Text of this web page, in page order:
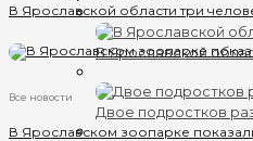
В Ярославской
Двое подростков
В Ярославской области три
Все новости
В Ярославском зоопарке